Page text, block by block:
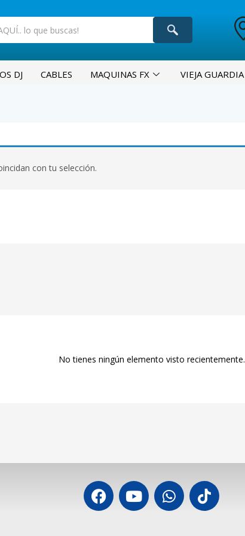
DJ CABLES MAQUINAS FX VIEJA GUARDIA
con tu selección.
No tienes ningún elemento visto recientemente.